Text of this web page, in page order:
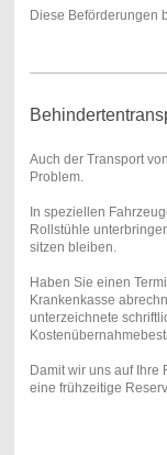
Diese Beförderungen
Auch der Transport
Problem.
In speziellen
Rollstühle
sitzen bleiben.
Haben Sie einen
Krankenkasse
unterzeichnete
Damit wir uns auf Ihre
eine frühzeitige